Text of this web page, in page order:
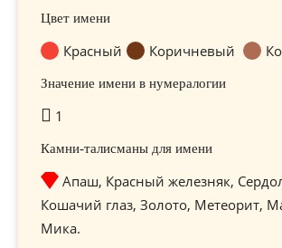
Цвет имени
Красный Коричневый
Значение имени в нумералогии
1
Камни-талисманы для имени
Апаш, Красный железняк,
Кошачий глаз, Золото, Метеорит,
Мика.